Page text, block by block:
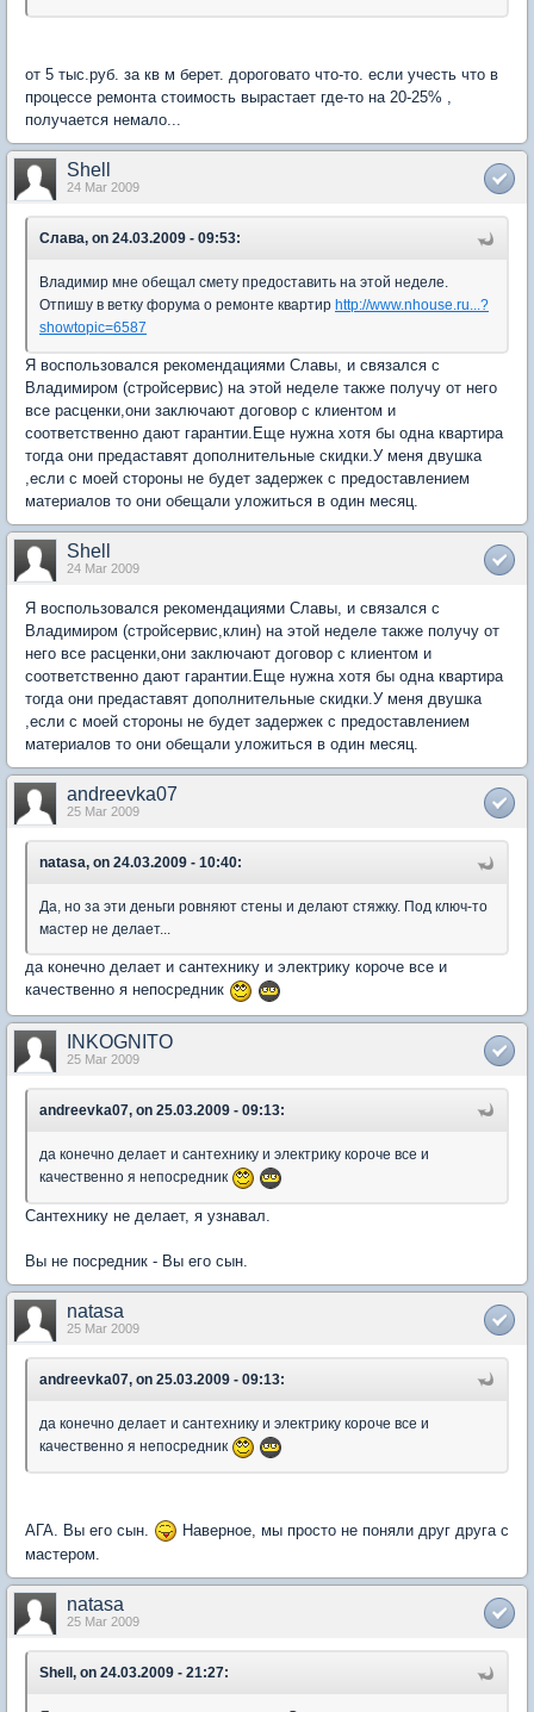
от 5 тыс.руб. за кв м берет. дороговато что-то. если учесть что в
процессе ремонта стоимость вырастает где-то на 20-25% ,
получается немало...
Shell
24 Mar 2009
Слава, on 24.03.2009 - 09:53:
Владимир мне обещал смету предоставить на этой неделе.
Отпишу в ветку форума о ремонте квартир http://www.nhouse.ru...?
showtopic=6587
Я воспользовался рекомендациями Славы, и связался с
Владимиром (стройсервис) на этой неделе также получу от него
все расценки,они заключают договор с клиентом и
соответственно дают гарантии.Еще нужна хотя бы одна квартира
тогда они предаставят дополнительные скидки.У меня двушка
,если с моей стороны не будет задержек с предоставлением
материалов то они обещали уложиться в один месяц.
Shell
24 Mar 2009
Я воспользовался рекомендациями Славы, и связался с
Владимиром (стройсервис,клин) на этой неделе также получу от
него все расценки,они заключают договор с клиентом и
соответственно дают гарантии.Еще нужна хотя бы одна квартира
тогда они предаставят дополнительные скидки.У меня двушка
,если с моей стороны не будет задержек с предоставлением
материалов то они обещали уложиться в один месяц.
andreevka07
25 Mar 2009
natasa, on 24.03.2009 - 10:40:
Да, но за эти деньги ровняют стены и делают стяжку. Под ключ-то
мастер не делает...
да конечно делает и сантехнику и электрику короче все и
качественно я непосредник
INKOGNITO
25 Mar 2009
andreevka07, on 25.03.2009 - 09:13:
да конечно делает и сантехнику и электрику короче все и
качественно я непосредник
Сантехнику не делает, я узнавал.
Вы не посредник - Вы его сын.
natasa
25 Mar 2009
andreevka07, on 25.03.2009 - 09:13:
да конечно делает и сантехнику и электрику короче все и
качественно я непосредник
АГА. Вы его сын.
Наверное, мы просто не поняли друг друга с
мастером.
natasa
25 Mar 2009
Shell, on 24.03.2009 - 21:27: